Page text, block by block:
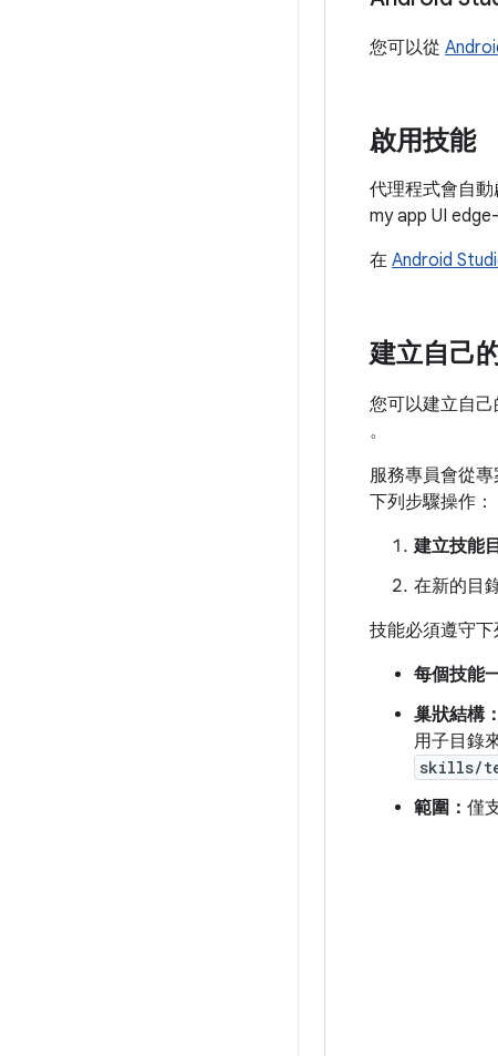
您可以從
啟用技能
代理程式會自
my app UI
在 Android
建立自己
您可以建立自
。
服務專員會從
下列步驟操作：
建立技能
在新的目
技能必須遵守下
每個技能
巢狀結構：
用子目錄
skills/
範圍： 僅